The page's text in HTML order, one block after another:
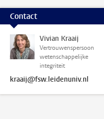
Contact
Vivian Kraaij
Vertrouwenspersoon
wetenschappelijke
integriteit
kraaij@fsw.leidenuniv.nl